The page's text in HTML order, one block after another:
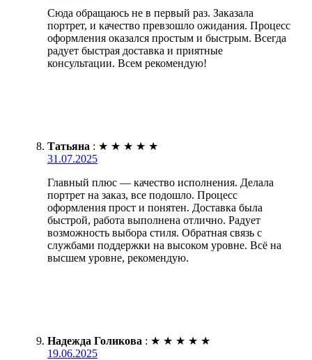
Сюда обращаюсь не в первый раз. Заказала
портрет, и качество превзошло ожидания. Процесс
оформления оказался простым и быстрым. Всегда
радует быстрая доставка и приятные
консультации. Всем рекомендую!
Татьяна : ★ ★ ★ ★ ★
31.07.2025
Главный плюс — качество исполнения. Делала
портрет на заказ, все подошло. Процесс
оформления прост и понятен. Доставка была
быстрой, работа выполнена отлично. Радует
возможность выбора стиля. Обратная связь с
службами поддержки на высоком уровне. Всё на
высшем уровне, рекомендую.
Надежда Голикова : ★ ★ ★ ★ ★
19.06.2025